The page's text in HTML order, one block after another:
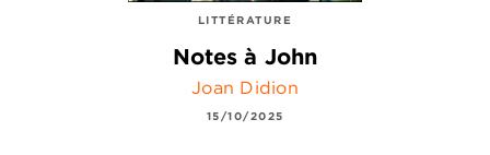
LITTÉRATURE
Notes à John
Joan Didion
15/10/2025